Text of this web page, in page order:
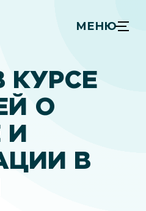
МЕНЮ
КУРСЕ
О
И
В